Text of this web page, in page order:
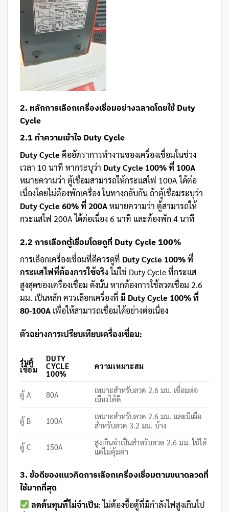
2. หลักการเลือกเครื่องเชื่อมอย่างฉลาดโดยใช้ Duty
Cycle
2.1 ทำความเข้าใจ Duty Cycle
Duty Cycleคืออัตราการทำงานของเครื่องเชื่อมในช่วง
เวลา 10 นาที หากระบุว่า Duty Cycle 100% ที่ 100A
หมายความว่า ตู้เชื่อมสามารถให้กระแสไฟ 100A ได้ต่อ
เนื่องโดยไม่ต้องพักเครื่อง ในทางกลับกัน ถ้าตู้เชื่อมระบุว่า
Duty Cycle 60% ที่ 200Aหมายความว่า ตู้สามารถให้
กระแสไฟ 200A ได้ต่อเนื่อง 6 นาที และต้องพัก 4 นาที
2.2 การเลือกตู้เชื่อมโดยดูที่ Duty Cycle 100%
การเลือกเครื่องเชื่อมที่ดีควรดูที่ Duty Cycle 100% ที่
กระแสไฟที่ต้องการใช้จริงไม่ใช่ Duty Cycle ที่กระแส
สูงสุดของเครื่องเชื่อม ดังนั้น หากต้องการใช้ลวดเชื่อม 2.6
มม. เป็นหลัก ควรเลือกเครื่องที่ มี Duty Cycle 100% ที่
80-100A เพื่อให้สามารถเชื่อมได้อย่างต่อเนื่อง
ตัวอย่างการเปรียบเทียบเครื่องเชื่อม:
รุ่นตู้
เชื่อม
DUTY
CYCLE
100%
ความเหมาะสม
ตู้ A 80A
เหมาะสำหรับลวด 2.6 มม. เชื่อมต่อ
เนื่องได้ดี
ตู้ B 100A
เหมาะสำหรับลวด 2.6 มม. และมีเผื่อ
สำหรับลวด 3.2 มม. บ้าง
ตู้ C 150A
สูงเกินจำเป็นสำหรับลวด 2.6 มม. ใช้ได้
แต่ไม่คุ้มค่า
3. ข้อดีของแนวคิดการเลือกเครื่องเชื่อมตามขนาดลวดที่
ใช้มากที่สุด
ลดต้นทุนที่ไม่จำเป็น: ไม่ต้องซื้อตู้ที่มีกำลังไฟสูงเกินไป